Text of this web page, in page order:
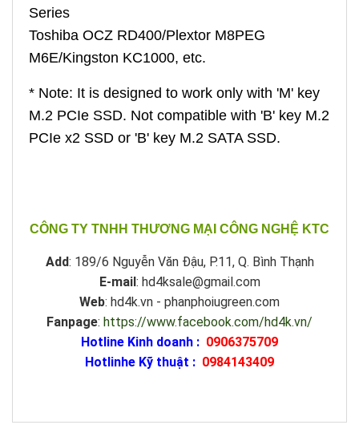
Series
Toshiba OCZ RD400/Plextor M8PEG
M6E/Kingston KC1000, etc.
* Note: It is designed to work only with 'M' key
M.2 PCIe SSD. Not compatible with 'B' key M.2
PCIe x2 SSD or 'B' key M.2 SATA SSD.
CÔNG TY TNHH THƯƠNG MẠI CÔNG NGHỆ KTC
Add: 189/6 Nguyễn Văn Đậu, P.11, Q. Bình Thạnh
E-mail : hd4ksale@gmail.com
Web: hd4k.vn - phanphoiugreen.com
Fanpage: https://www.facebook.com/hd4k.vn/
Hotline Kinh doanh : 0906375709
Hotlinhe Kỹ thuật : 0984143409